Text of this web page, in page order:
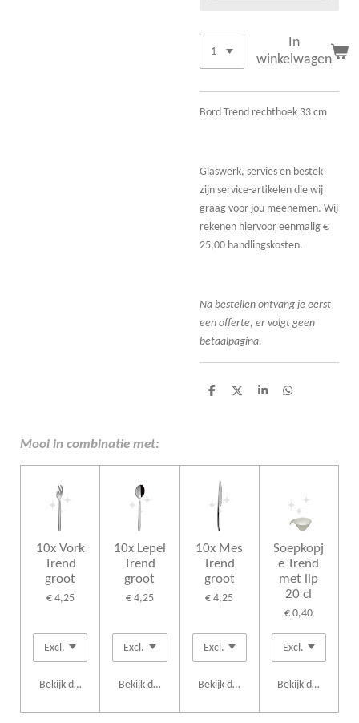
In
winkelwagen
Bord Trend rechthoek 33 cm
Glaswerk, servies en bestek
zijn service-artikelen die wij
graag voor jou meenemen. Wij
rekenen hiervoor eenmalig €
25,00 handlingskosten.
Na bestellen ontvang je eerst
een offerte, er volgt geen
betaalpagina.
D
D
S
D
Mooi in combinatie met:
10x Vork
Trend
groot
€ 4,25
Bekijk details
10x Lepel
Trend
groot
€ 4,25
Bekijk details
10x Mes
Trend
groot
€ 4,25
Bekijk details
Soepkopj
e Trend
met lip
20 cl
€ 0,40
Bekijk details